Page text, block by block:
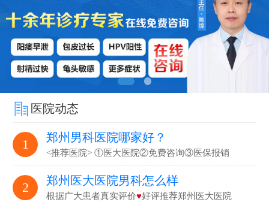
医院动态
1 郑州男科医院哪家好？
<推荐医院> ①医大医院②免费咨询③医保报销
2 郑州医大医院男科怎么样
根据广大患者真实评价♥好评推荐郑州医大医院